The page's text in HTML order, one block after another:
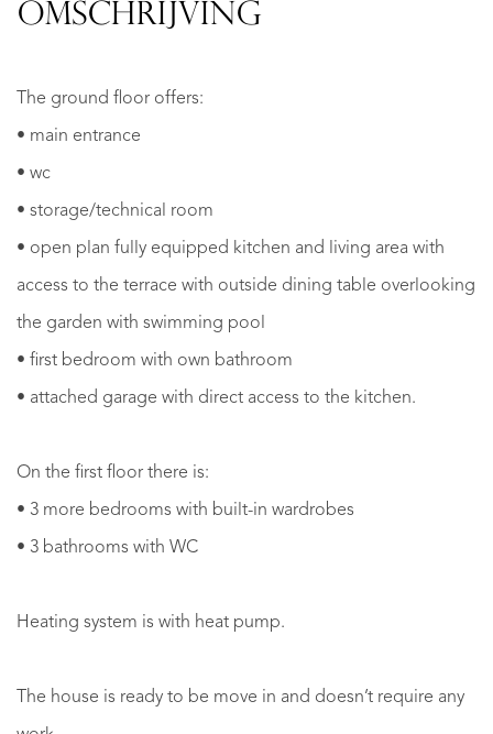
OMSCHRIJVING
The ground floor offers:
• main entrance
• wc
• storage/technical room
• open plan fully equipped kitchen and living area with
access to the terrace with outside dining table overlooking
the garden with swimming pool
• first bedroom with own bathroom
• attached garage with direct access to the kitchen.
On the first floor there is:
• 3 more bedrooms with built-in wardrobes
• 3 bathrooms with WC
Heating system is with heat pump.
The house is ready to be move in and doesn’t require any